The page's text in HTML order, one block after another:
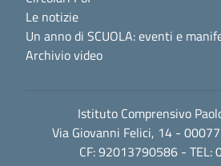
Le notizie
Un anno di SCUOLA: eventi e
Archivio video
Istituto Comprensivo
Via Giovanni Felici, 14 -
CF: 92013790586 - TEL: